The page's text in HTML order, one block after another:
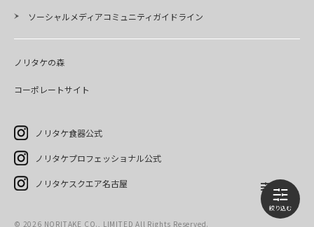
ソーシャルメディアコミュニティガイドライン
ノリタケの森
コーポレートサイト
ノリタケ食器公式
ノリタケプロフェッショナル公式
ノリタケスクエア名古屋
© 2026 NORITAKE CO., LIMITED All Rights Reserved.